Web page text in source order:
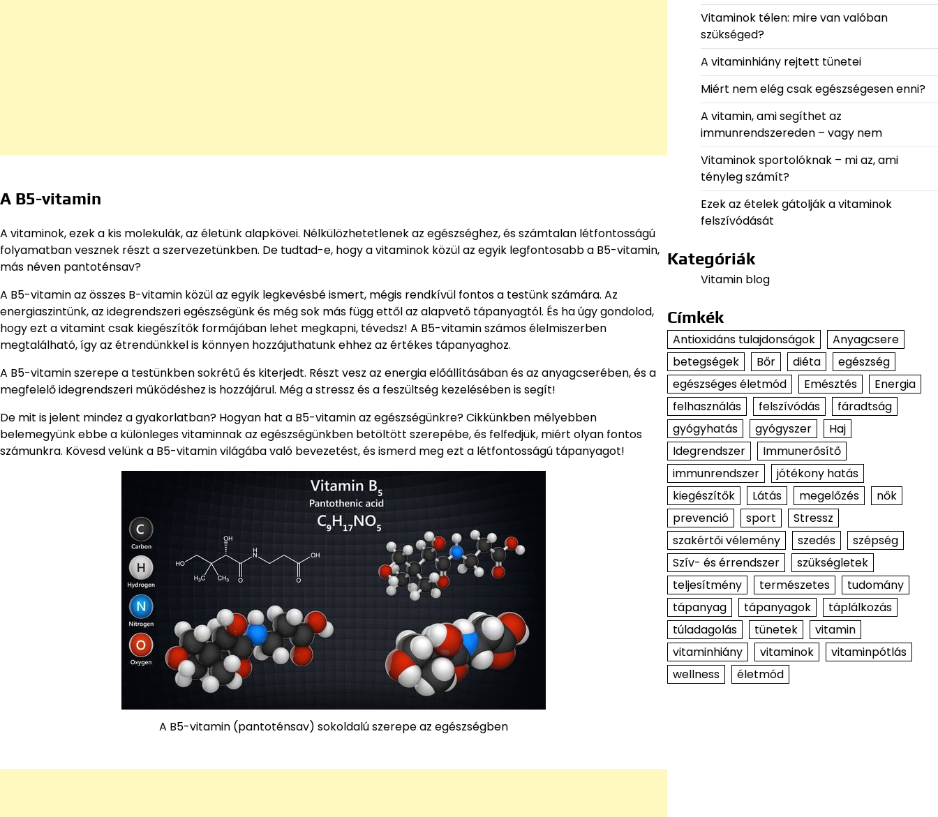
A B5-vitamin
A vitaminok, ezek a kis molekulák, az életünk alapkövei. Nélkülözhetetlenek az egészséghez, és számtalan létfontosságú
folyamatban vesznek részt a szervezetünkben. De tudtad-e, hogy a vitaminok közül az egyik legfontosabb a B5-vitamin,
más néven pantoténsav?
A B5-vitamin az összes B-vitamin közül az egyik legkevésbé ismert, mégis rendkívül fontos a testünk számára. Az
energiaszintünk, az idegrendszeri egészségünk és még sok más függ ettől az alapvető tápanyagtól. És ha úgy gondolod,
hogy ezt a vitamint csak kiegészítők formájában lehet megkapni, tévedsz! A B5-vitamin számos élelmiszerben
megtalálható, így az étrendünkkel is könnyen hozzájuthatunk ehhez az értékes tápanyaghoz.
A B5-vitamin szerepe a testünkben sokrétű és kiterjedt. Részt vesz az energia előállításában és az anyagcserében, és a
megfelelő idegrendszeri működéshez is hozzájárul. Még a stressz és a feszültség kezelésében is segít!
De mit is jelent mindez a gyakorlatban? Hogyan hat a B5-vitamin az egészségünkre? Cikkünkben mélyebben
belemegyünk ebbe a különleges vitaminnak az egészségünkben betöltött szerepébe, és felfedjük, miért olyan fontos
számunkra. Kövesd velünk a B5-vitamin világába való bevezetést, és ismerd meg ezt a létfontosságú tápanyagot!
A B5-vitamin (pantoténsav) sokoldalú szerepe az egészségben
Vitaminok télen: mire van valóban
szükséged?
A vitaminhiány rejtett tünetei
Miért nem elég csak egészségesen enni?
A vitamin, ami segíthet az
immunrendszereden – vagy nem
Vitaminok sportolóknak – mi az, ami
tényleg számít?
Ezek az ételek gátolják a vitaminok
felszívódását
Kategóriák
Vitamin blog
Címkék
Antioxidáns tulajdonságok
Anyagcsere
betegségek
Bőr diéta
egészség
egészséges életmód
Emésztés
Energia
felhasználás
felszívódás
fáradtság
gyógyhatás
gyógyszer
Haj
Idegrendszer
Immunerősítő
immunrendszer
jótékony hatás
kiegészítők
Látás megelőzés
nők
prevenció
sport
Stressz
szakértői vélemény
szedés
szépség
Szív- és érrendszer
szükségletek
teljesítmény
természetes
tudomány
tápanyag
tápanyagok
táplálkozás
túladagolás
tünetek
vitamin
vitaminhiány
vitaminok
vitaminpótlás
wellness
életmód